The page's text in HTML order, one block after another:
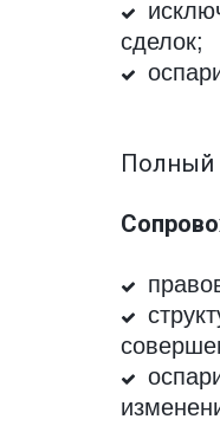
сделок;
Полный